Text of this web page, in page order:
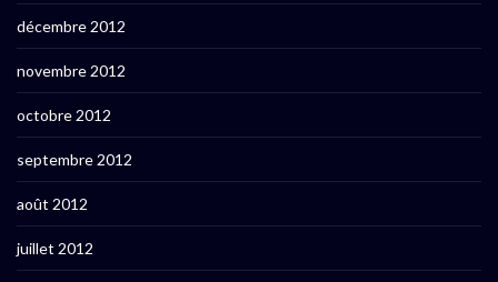
décembre 2012
novembre 2012
octobre 2012
septembre 2012
août 2012
juillet 2012